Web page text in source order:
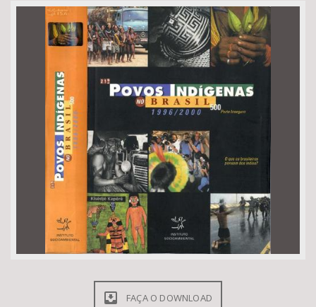
Bioma / Bacia
Área de Levantamento
Área Protegida
BUSCAR
FAÇA O DOWNLOAD